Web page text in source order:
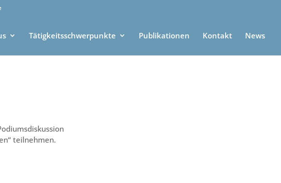
Tätigkeitsschwerpunkte Publikationen Kontakt News
teilnehmen.